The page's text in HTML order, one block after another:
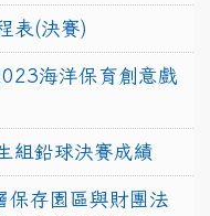
表(決賽)
海洋保育創意戲
組鉛球決賽成績
保存園區與財團法